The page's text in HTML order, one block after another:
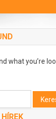
what you’re